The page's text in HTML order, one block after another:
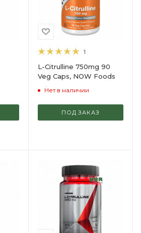
1
L-Citrulline 750mg 90
Veg Caps, NOW Foods
Нет в наличии
ПОД ЗАКАЗ